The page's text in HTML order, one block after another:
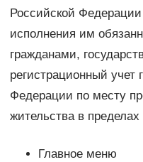
Российской
исполнения им
гражданами,
регистрационный учет
Федерации по месту
жительства в
Главное меню